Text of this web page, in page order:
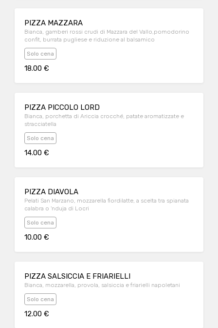
PIZZA MAZZARA
Bianca, gamberi rossi crudi di Mazzara del Vallo,pomodorino
confit, burrata pugliese e riduzione al balsamico
Solo cena
18.00 €
PIZZA PICCOLO LORD
Bianca, porchetta di Ariccia crocché, patate aromatizzate e
stracciatella
Solo cena
14.00 €
PIZZA DIAVOLA
Pelati San Marzano, mozzarella fiordilatte, a scelta tra spianata
calabra o 'nduja di Locri
Solo cena
10.00 €
PIZZA SALSICCIA E FRIARIELLI
Bianca, mozzarella, provola, salsiccia e friarielli napoletani
Solo cena
12.00 €